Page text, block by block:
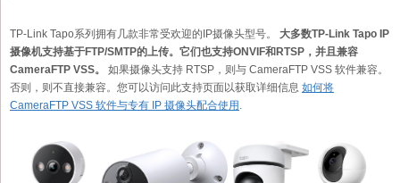
TP-Link Tapo系列拥有几款非常受欢迎的IP摄像头型号。 大多数TP-Link Tapo IP
摄像机支持基于FTP/SMTP的上传。它们也支持ONVIF和RTSP，并且兼容
CameraFTP VSS。 如果摄像头支持 RTSP，则与 CameraFTP VSS 软件兼容。
否则，则不直接兼容。您可以访问此支持页面以获取详细信息 如何将
CameraFTP VSS 软件与专有 IP 摄像头配合使用 .